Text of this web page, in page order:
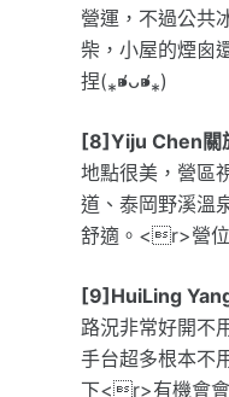
營運，不過公共
柴，小屋的煙囪
捏(⁎⁍̴̛ᴗ⁍̴̛⁎)
[8]Yiju Chen關
地點很美，營區
道、泰岡野溪溫
舒適。<r>營
[9]HuiLing
路況非常好開
手台超多根本不
下<r>有機會會